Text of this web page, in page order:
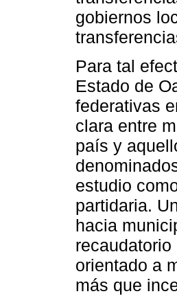
gobiernos
Para tal
Estado de
federativas
clara entre
país y
estudio
partidaria.
hacia
orientado a
más que